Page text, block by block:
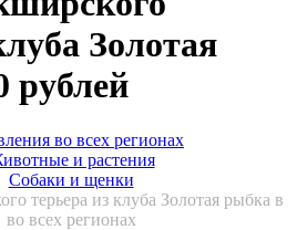
Золотая
рублей
во всех регионах
и растения
Собаки и щенки
терьера из клуба Золотая рыбка в
во всех регионах